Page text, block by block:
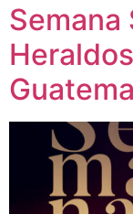
Semana